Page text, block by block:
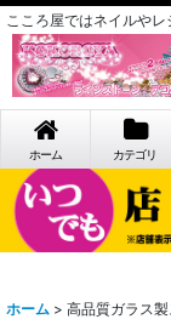
こころ屋ではネイルやレ
ホーム カテゴリ
ホーム > 高品質ガラス